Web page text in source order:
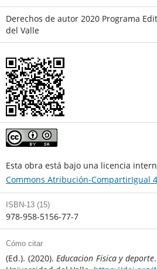
Derechos de autor 2020 Programa
del Valle
Esta obra está bajo una licencia
Commons Atribución-CompartirIgual
ISBN-13 (15)
978-958-5156-77-7
Cómo citar
(Ed.). (2020).Educacion Fisica y deporte